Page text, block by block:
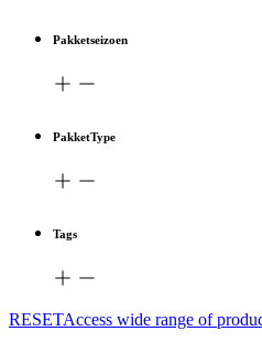
Pakketseizoen
PakketType
Tags
RESETAccess wide range of